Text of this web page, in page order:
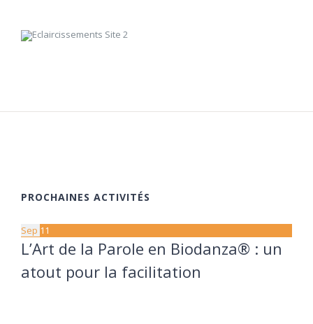
PROCHAINES ACTIVITÉS
Sep 11
L’Art de la Parole en Biodanza® : un
atout pour la facilitation